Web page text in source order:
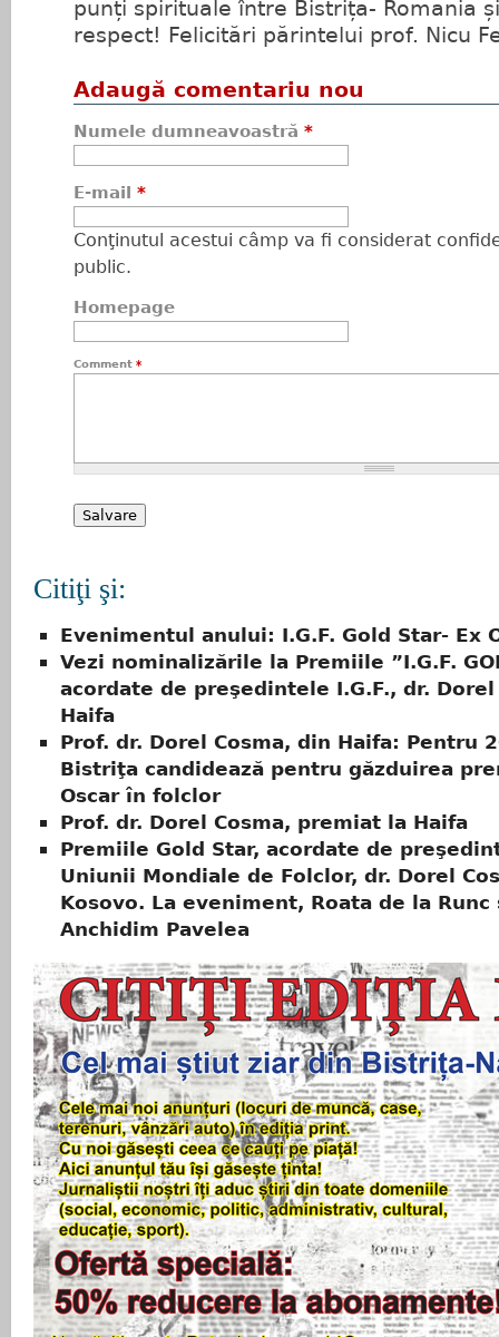
punți spirituale între Bistrița- Romania
respect! Felicitări părintelui prof. Nicu
Adaugă comentariu nou
Numele dumneavoastră *
E-mail *
Conţinutul acestui câmp va fi considerat
public.
Homepage
Comment *
Citiţi şi:
Evenimentul anului: I.G.F. Gold Star- Ex
Vezi nominalizările la Premiile ”I.G.F.
acordate de preşedintele I.G.F., dr. Dorel
Haifa
Prof. dr. Dorel Cosma, din Haifa: Pentru
Bistriţa candidează pentru găzduirea
Oscar în folclor
Prof. dr. Dorel Cosma, premiat la Haifa
Premiile Gold Star, acordate de
Uniunii Mondiale de Folclor, dr. Dorel
Kosovo. La eveniment, Roata de la
Anchidim Pavelea